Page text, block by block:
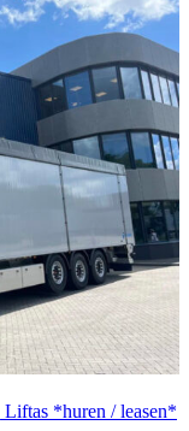
*huren / leasen*